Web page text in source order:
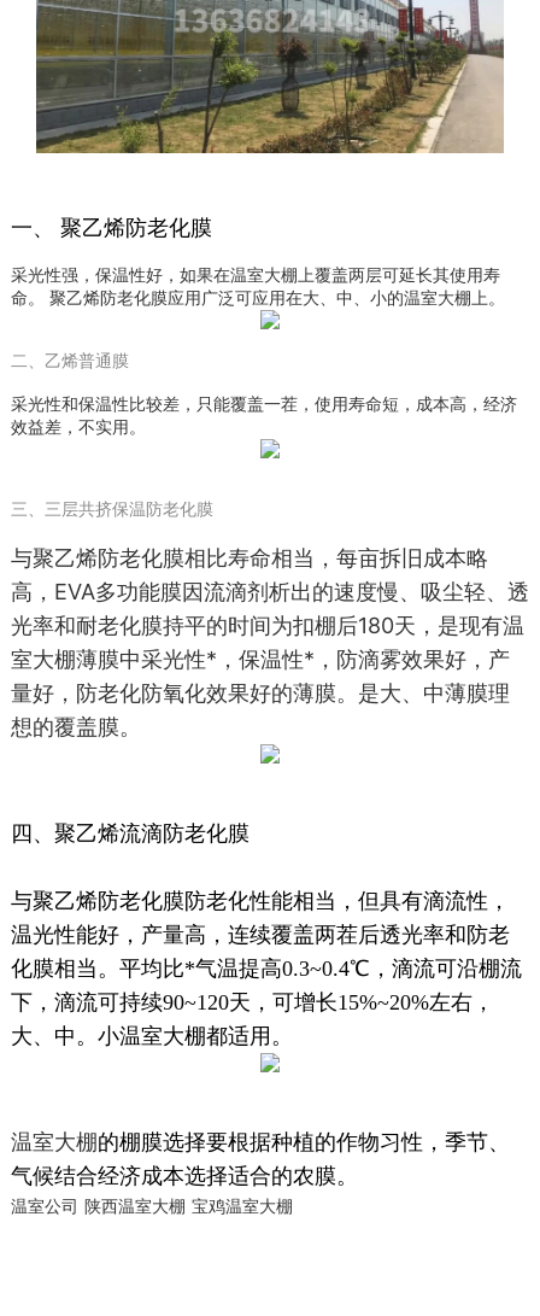
一、 聚乙烯防老化膜
采光性强，保温性好，如果在温室大棚上覆盖两层可延长其使用寿
命。 聚乙烯防老化膜应用广泛可应用在大、中、小的温室大棚上。
二、乙烯普通膜
采光性和保温性比较差，只能覆盖一茬，使用寿命短，成本高，经济
效益差，不实用。
三、三层共挤保温防老化膜
与聚乙烯防老化膜相比寿命相当，每亩拆旧成本略
高，EVA多功能膜因流滴剂析出的速度慢、吸尘轻、透
光率和耐老化膜持平的时间为扣棚后180天，是现有温
室大棚薄膜中采光性*，保温性*，防滴雾效果好，产
量好， 防老化防氧化效果好的薄膜。是大、中薄膜理
想的覆盖膜。
四、聚乙烯流滴防老化膜
与聚乙烯防老化膜防老化性能相当，但具有滴流性，
温光性能好，产量高，连续覆盖两茬后透光率和防老
化膜相当。平均比*气温提高0.3~0.4℃，滴流可沿棚流
下，滴流可持续90~120天，可增长15%~20%左右，
大、中。小温室大棚都适用。
温室大棚的棚膜选择要根据种植的作物习性，季节、
气候结合经济成本选择适合的农膜。
温室公司 陕西温室大棚 宝鸡温室大棚